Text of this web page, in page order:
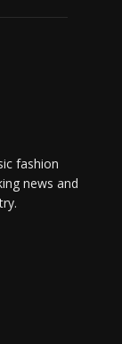
fashion
news and